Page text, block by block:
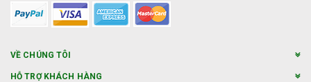
VỀ CHÚNG TÔI
HỖ TRỢ KHÁCH HÀNG